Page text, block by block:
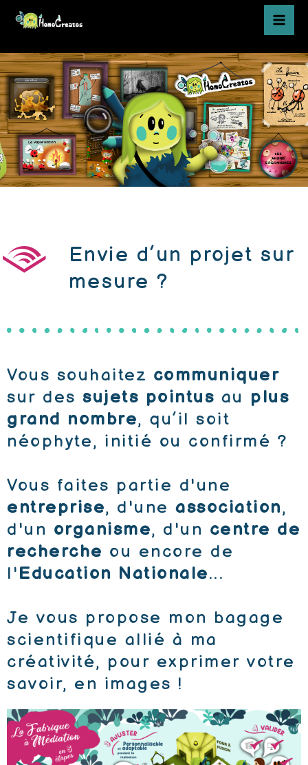
Aller
Envie d’un projet sur
mesure ?
Vous souhaitez communiquer
sur des sujets pointus au plus
grand nombre, qu’il soit
néophyte, initié ou confirmé ?
Vous faites partie d'une
entreprise, d'une association,
d'un organisme, d'un centre de
recherche ou encore de
l'Education Nationale...
Je vous propose mon bagage
scientifique allié à ma
créativité, pour exprimer votre
savoir, en images !